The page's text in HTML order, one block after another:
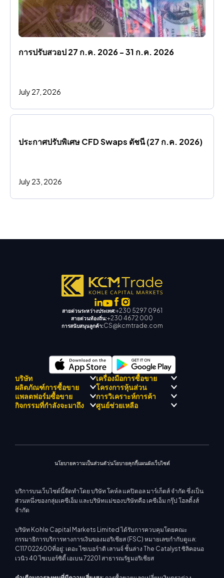
การปรับสวอป 27 ก.ค. 2026 - 31 ก.ค. 2026
July 27, 2026
ประกาศปรับพิเศษ CFD Swaps ดัชนี (27 ก.ค. 2026)
July 23, 2026
สายด่วนระหว่างประเทศ:+230 5297 0961
สายด่วนท้องถิ่น:+230 4672 000
การสนับสนุนลูกค้า:CS@kcmtrade.com
บริษัท
การปฏิบัติตามกฎระเบียบ
เกี่ยวกับ KCM เทรด
ทีมดริฟท์เทรด เคซีเอ็ม
เครื่องมือการซื้อขาย
KCM เทรด AI ที่ปรึกษา
ศูนย์สัญญาณเทรด เคซีเอ็ม
ปฏิทินเศรษฐกิ
ผลิตภัณฑ์การซื้อขาย
Forex
โครงการหุ้นส่วน
แนะนำโปรแกรมโบรกเกอร์
แพลตฟอร์มซื้อขาย การวิเคราะห์การค้า
กิจกรรมที่กำลังจะมาถึง ศูนย์ช่วยเหลือ
นโยบายความเป็นส่วนตัวนโยบายคุกกี้ แผนผังเว็บไซต์
บริการบนเว็บไซต์นี้จัดทำโดย บริษัท โคห์ล แคปิตอล มาร์เก็ตส์ จำกัด ซึ่งเป็น
ส่วนหนึ่งของกลุ่มเคซีเอ็ม และบริษัทแม่ของบริษัทคือ เคซีเอ็ม กรุ๊ป โฮลดิ้งส์
จำกัด
บริษัท Kohle Capital Markets Limited ได้รับการควบคุมโดยคณะ
กรรมาธิการบริการทางการเงินของมอริเชียส (FSC) หมายเลขกำกับดูแล:
C117022600ที่อยู่: เดอะ ไซเบอร์าติ เลานจ์ ชั้นล่าง The Catalyst ซิลิคอนอ
เวนิว 40 ไซเบอร์ซิตี้ เอเบน 72201 สาธารณรัฐมอริเชียส